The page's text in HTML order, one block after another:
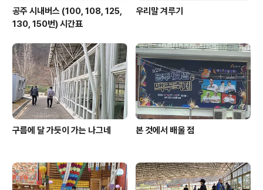
공주 시내버스 (100, 108, 125,
130, 150번) 시간표
우리말 겨루기
구름에 달 가듯이 가는 나그네 본 것에서 배울 점